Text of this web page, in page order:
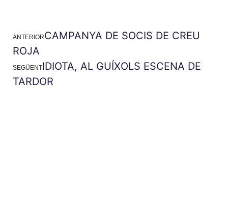
ANTERIORCAMPANYA DE SOCIS DE CREU
ROJA
SEGÜENTIDIOTA, AL GUÍXOLS ESCENA DE
TARDOR